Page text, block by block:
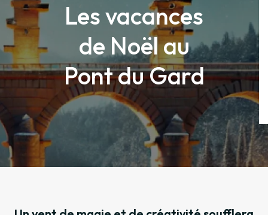
Les vacances
de Noël au
Pont du Gard